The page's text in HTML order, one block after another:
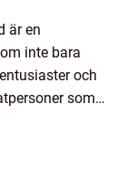
är en
inte bara
och
som